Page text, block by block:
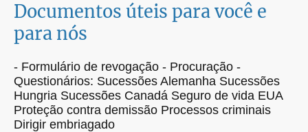
Documentos úteis para você e
para nós
- Formulário de revogação - Procuração -
Questionários: Sucessões Alemanha Sucessões
Hungria Sucessões Canadá Seguro de vida EUA
Proteção contra demissão Processos criminais
Dirigir embriagado